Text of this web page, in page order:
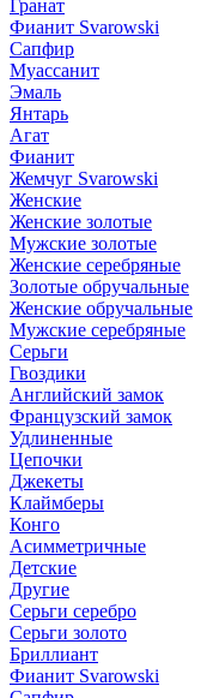
Гранат
Фианит Svarowski
Сапфир
Муассанит
Эмаль
Янтарь
Агат
Фианит
Жемчуг Svarowski
Женские
Женские золотые
Мужские золотые
Женские серебряные
Золотые обручальные
Женские обручальные
Мужские серебряные
Серьги
Гвоздики
Английский замок
Французский замок
Удлиненные
Цепочки
Джекеты
Клаймберы
Конго
Асимметричные
Детские
Другие
Серьги серебро
Серьги золото
Бриллиант
Фианит Svarowski